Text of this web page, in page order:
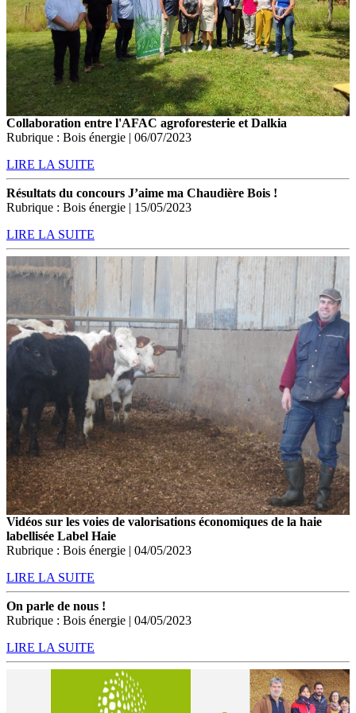
Collaboration entre l'AFAC agroforesterie et Dalkia
Rubrique : Bois énergie | 06/07/2023
LIRE LA SUITE
Résultats du concours J’aime ma Chaudière Bois !
Rubrique : Bois énergie | 15/05/2023
LIRE LA SUITE
Vidéos sur les voies de valorisations économiques de la haie
labellisée Label Haie
Rubrique : Bois énergie | 04/05/2023
LIRE LA SUITE
On parle de nous !
Rubrique : Bois énergie | 04/05/2023
LIRE LA SUITE